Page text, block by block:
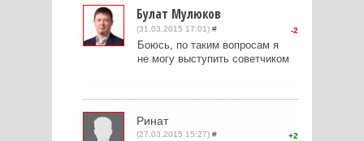
Булат Мулюков
(31.03.2015 17:01) # -2
Боюсь, по таким вопросам я
не могу выступить советчиком
Ринат
(27.03.2015 15:27) # 2